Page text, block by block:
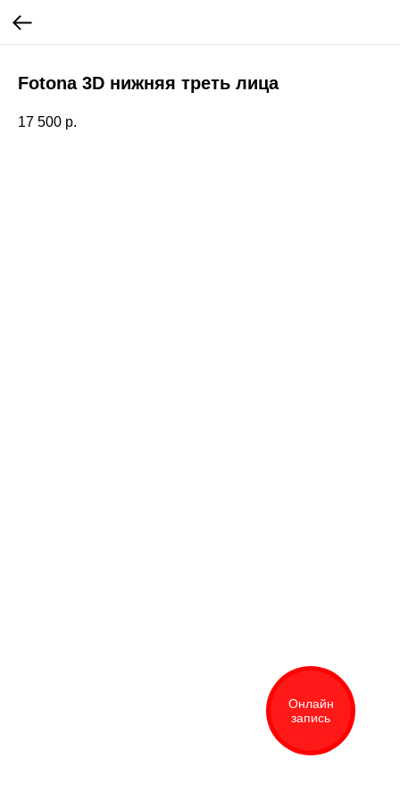
Fotona 3D нижняя треть лица
17 500 р.
Онлайн
запись